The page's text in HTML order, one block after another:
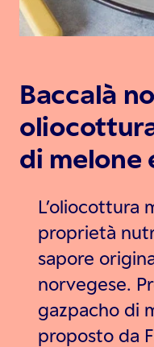
Baccalà
di melone
L’oliocottura
proprietà
sapore
norvegese.
gazpacho di
proposto da